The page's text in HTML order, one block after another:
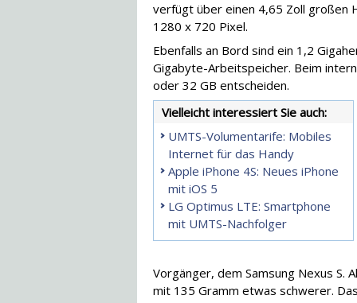
verfügt über einen 4,65 Zoll großen
1280 x 720 Pixel.
Ebenfalls an Bord sind ein 1,2
Gigabyte-Arbeitspeicher. Beim
oder 32 GB entscheiden.
Vielleicht interessiert Sie auch:
UMTS-Volumentarife: Mobiles
Internet für das Handy
Apple iPhone 4S: Neues iPhone
mit iOS 5
LG Optimus LTE: Smartphone
mit UMTS-Nachfolger
Vorgänger, dem Samsung Nexus S.
mit 135 Gramm etwas schwerer.